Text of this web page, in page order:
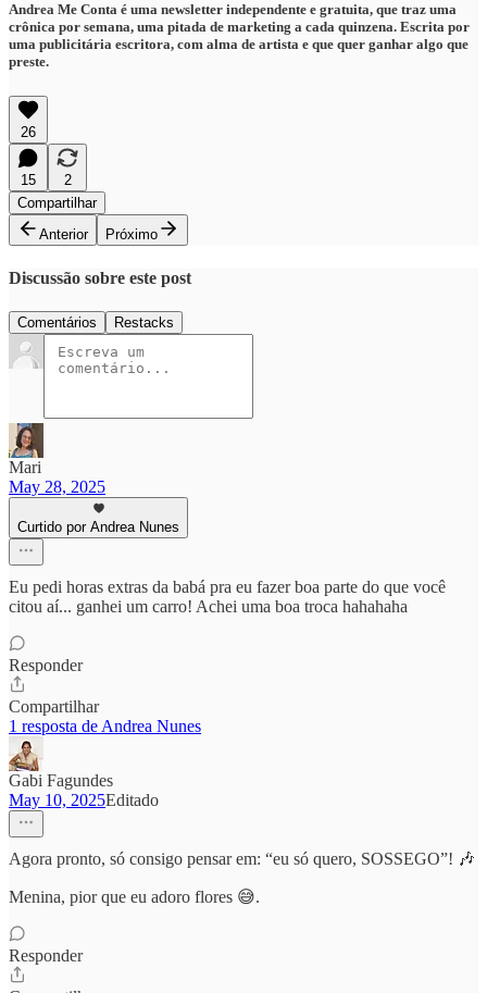
Andrea Me Conta é uma newsletter independente e gratuita, que traz uma
crônica por semana, uma pitada de marketing a cada quinzena. Escrita por
uma publicitária escritora, com alma de artista e que quer ganhar algo que
preste.
26
15
2
Compartilhar
Anterior
Próximo
Discussão sobre este post
Comentários Restacks
Mari
May 28, 2025
Curtido por Andrea Nunes
Eu pedi horas extras da babá pra eu fazer boa parte do que você
citou aí... ganhei um carro! Achei uma boa troca hahahaha
Responder
Compartilhar
1 resposta de Andrea Nunes
Gabi Fagundes
May 10, 2025Editado
Agora pronto, só consigo pensar em: “eu só quero, SOSSEGO”! 🎶
Menina, pior que eu adoro flores 😅.
Responder